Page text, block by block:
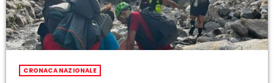
CRONACA NAZIONALE